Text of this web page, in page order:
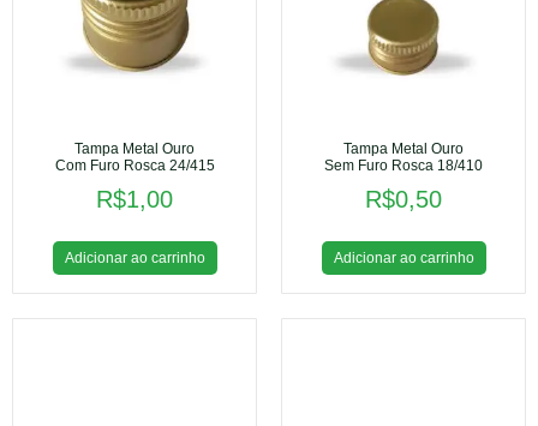
Tampa Metal Ouro
Com Furo Rosca 24/415
R$1,00
Adicionar ao carrinho
Tampa Metal Ouro
Sem Furo Rosca 18/410
R$0,50
Adicionar ao carrinho